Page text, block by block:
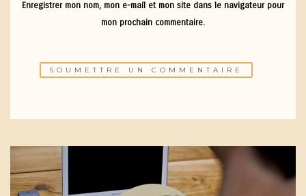
Enregistrer mon nom, mon e-mail et mon site dans le navigateur pour
mon prochain commentaire.